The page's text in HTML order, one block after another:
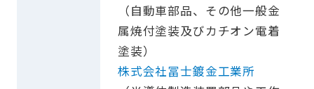
（自動車部品、その他一般金
属焼付塗装及びカチオン電着
塗装）
株式会社冨士鍍金工業所